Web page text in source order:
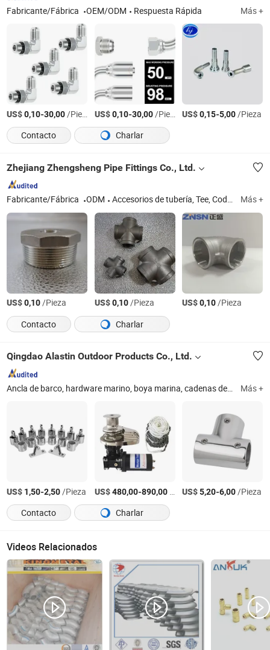
Fabricante/Fábrica OEM/ODM Respuesta Rápida Más +
US$0,10-30,00/Pieza US$0,10-30,00/Pieza US$0,15-5,00/Pieza
Contacto
Charlar
Zhejiang Zhengsheng Pipe Fittings Co., Ltd.
Fabricante/Fábrica ODM Accesorios de tubería, Tee, Codo, Niple hexagonal, Cruz, Unión, Acoplamiento, Socket Banded Más +
US$0,10/Pieza US$0,10/Pieza US$0,10/Pieza
Contacto
Charlar
Qingdao Alastin Outdoor Products Co., Ltd.
Más +
US$ 1,50-2,50 /Pieza US$480,00-890,00/Pieza US$5,20-6,00 /Pieza
Contacto
Charlar
Videos Relacionados